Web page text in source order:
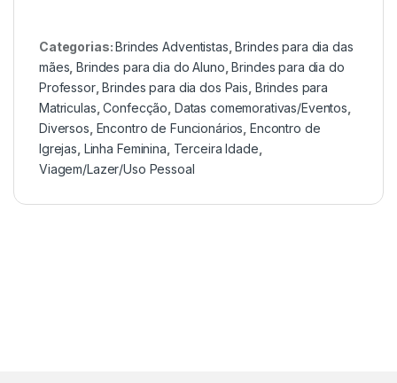
Categorias:Brindes Adventistas ,Brindes para dia das
mães ,Brindes para dia do Aluno ,Brindes para dia do
Professor,Brindes para dia dos Pais Brindes para
Matriculas ,Confecção Datas comemorativas/Eventos
Diversos Encontro de Funcionários Encontro de
Igrejas Linha Feminina Terceira Idade
Viagem/Lazer/Uso Pessoal